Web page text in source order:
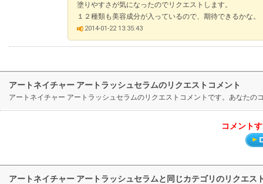
塗りやすさが気になったのでリクエストします。
１２種類も美容成分が入っているので、期待できるかな。
2014-01-22 13:35:43
アートネイチャー アートラッシュセラムのリクエストコメント
アートネイチャー アートラッシュセラムのリクエストコメントです。あなた
コメント
アートネイチャー アートラッシュセラムと同じカテゴリのリクエス